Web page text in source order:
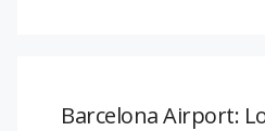
Barcelona Airport: